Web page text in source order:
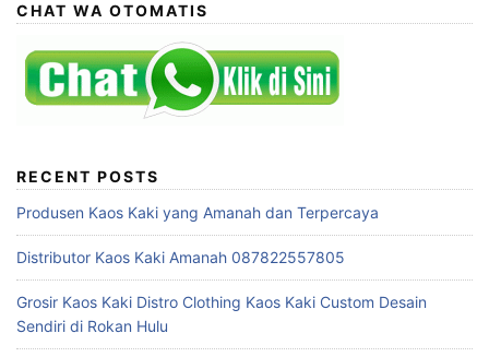
CHAT WA OTOMATIS
RECENT POSTS
Produsen Kaos Kaki yang Amanah dan Terpercaya
Distributor Kaos Kaki Amanah 087822557805
Grosir Kaos Kaki Distro Clothing Kaos Kaki Custom Desain
Sendiri di Rokan Hulu